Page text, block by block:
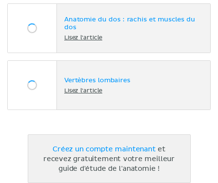
Anatomie du dos : rachis et muscles du
dos
Lisez l'article
Vertèbres lombaires
Lisez l'article
Créez un compte maintenantet
recevez gratuitement votre meilleur
guide d'étude de l'anatomie !